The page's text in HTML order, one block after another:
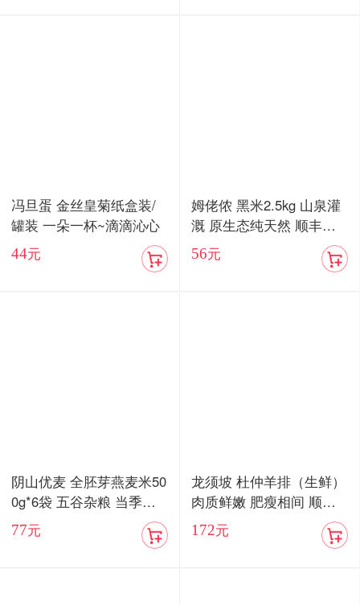
冯旦蛋 金丝皇菊纸盒装/
罐装 一朵一杯~滴滴沁心
44元
姆佬侬 黑米2.5kg 山泉灌
溉 原生态纯天然 顺丰速
发
56元
阴山优麦 全胚芽燕麦米50
0g*6袋 五谷杂粮 当季新
粮
77元
龙须坡 杜仲羊排（生鲜）
肉质鲜嫩 肥瘦相间 顺丰
包邮
172元